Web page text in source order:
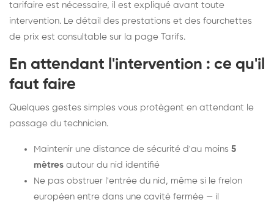
tarifaire est nécessaire, il est expliqué avant toute
intervention. Le détail des prestations et des fourchettes
de prix est consultable sur la page Tarifs.
En attendant l'intervention : ce qu'il
faut faire
Quelques gestes simples vous protègent en attendant le
passage du technicien.
Maintenir une distance de sécurité d'au moins 5
mètres autour du nid identifié
Ne pas obstruer l'entrée du nid, même si le frelon
européen entre dans une cavité fermée — il